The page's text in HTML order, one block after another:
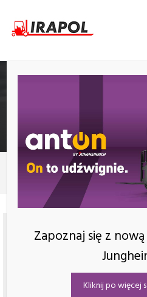
ELEKTRYCZNY
Produkty Elektryczny
Zapoznaj się z
Kliknij po więcej